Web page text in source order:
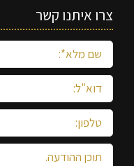
צרו איתנו קשר